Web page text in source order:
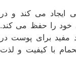
ایجاد می کند و در
را حفظ می کند.
مفید برای پوست در
با کیفیت و لذت